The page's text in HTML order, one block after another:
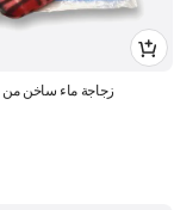
زجاجة ماء ساخن